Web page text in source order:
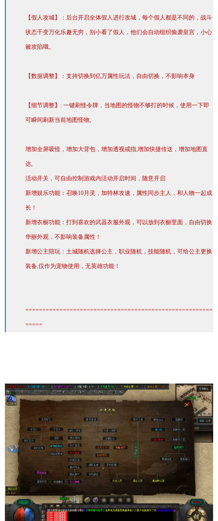
【假人攻城】：后台开启全体假人进行攻城，每个假人都是不同的，战斗
状态千变万化乐趣无穷，别小看了假人，他们会自动组织偷袭皇宫，小心
被攻陷哦。
【数据调整】：支持切换到亿万属性玩法，自由切换，不影响本身
【细节调整】: 一键刷怪令牌，当地图的怪物不够打的时候，使用一下即
可瞬间刷新当前地图怪物,
增加全屏吸怪，增加大背包，增加透视戒指,增加快捷传送，增加地图直
达,
活动开关，可自由控制游戏内活动开启时间，随意开启
新增娱乐功能：召唤10月灵，加特林攻速，属性同步主人，和人物一起成
长！
新增衣橱功能：打到喜欢的武器衣服外观，可以放到衣橱里面，自由切换
华丽外观，不影响装备属性！
新增公主陪玩：土城随机选择公主，职业随机，技能随机，可给公主更换
装备,仅作为宠物使用，无英雄功能！
=======================================================
=====